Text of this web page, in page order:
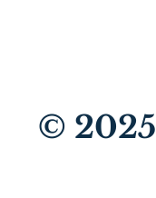
© 2025